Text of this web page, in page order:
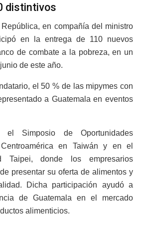
distintivos
en compañía del ministro
en la entrega de 110 nuevos
de combate a la pobreza, en un
de este año.
el 50 % de las mipymes con
a Guatemala en eventos
el Simposio de Oportunidades
en Taiwán y en el
Taipei, donde los empresarios
presentar su oferta de alimentos y
Dicha participación ayudó a
de Guatemala en el mercado
alimenticios.